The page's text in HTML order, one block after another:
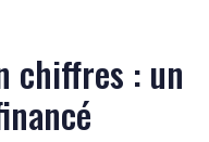
chiffres : un